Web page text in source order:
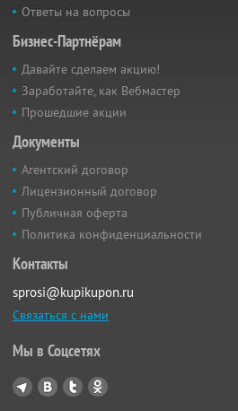
Ответы на вопросы
Бизнес-Партнёрам
Давайте сделаем акцию!
Заработайте, как Вебмастер
Прошедшие акции
Документы
Агентский договор
Лицензионный договор
Публичная оферта
Политика конфиденциальности
Контакты
sprosi@kupikupon.ru
Связаться с нами
Мы в Соцсетях